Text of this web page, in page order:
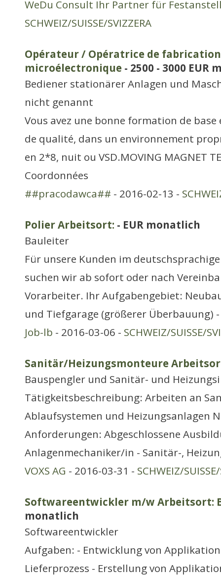
WeDu Consult Ihr Partner für
SCHWEIZ/SUISSE/SVIZZERA
Opérateur / Opératrice de
microélectronique - 2500 - 3000 EUR
Bediener stationärer Anlagen und
nicht genannt
Vous avez une bonne formation de
de qualité, dans un environnement
en 2*8, nuit ou VSD.MOVING MAGNET
Coordonnées
##pracodawca## - 2016-02-13 -
Polier Arbeitsort: - EUR monatlich
Bauleiter
Für unsere Kunden im
suchen wir ab sofort oder nach
Vorarbeiter. Ihr Aufgabengebiet:
und Tiefgarage (größerer Überbauung)
Job-lb - 2016-03-06 - SCHWEIZ/SUISSE/
Sanitär/Heizungsmonteure
Bauspengler und Sanitär- und
Tätigkeitsbeschreibung: Arbeiten an
Ablaufsystemen und Heizungsanlagen
Anforderungen: Abgeschlossene
Anlagenmechaniker/in - Sanitär-,
VOXS AG - 2016-03-31 - SCHWEIZ/
Softwareentwickler m/w Arbeitsort:
monatlich
Softwareentwickler
Aufgaben: - Entwicklung von
Lieferprozess - Erstellung von